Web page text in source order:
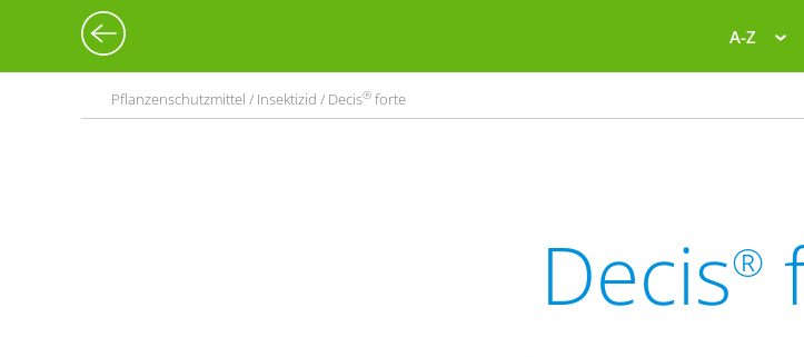
A-Z
Pflanzenschutzmittel / Insektizid / Decis® forte
Decis®